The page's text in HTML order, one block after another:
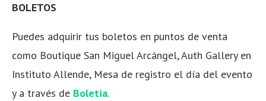
BOLETOS
Puedes adquirir tus boletos en puntos de venta
como Boutique San Miguel Arcángel, Auth Gallery en
Instituto Allende, Mesa de registro el día del evento
y a través de Boletia.